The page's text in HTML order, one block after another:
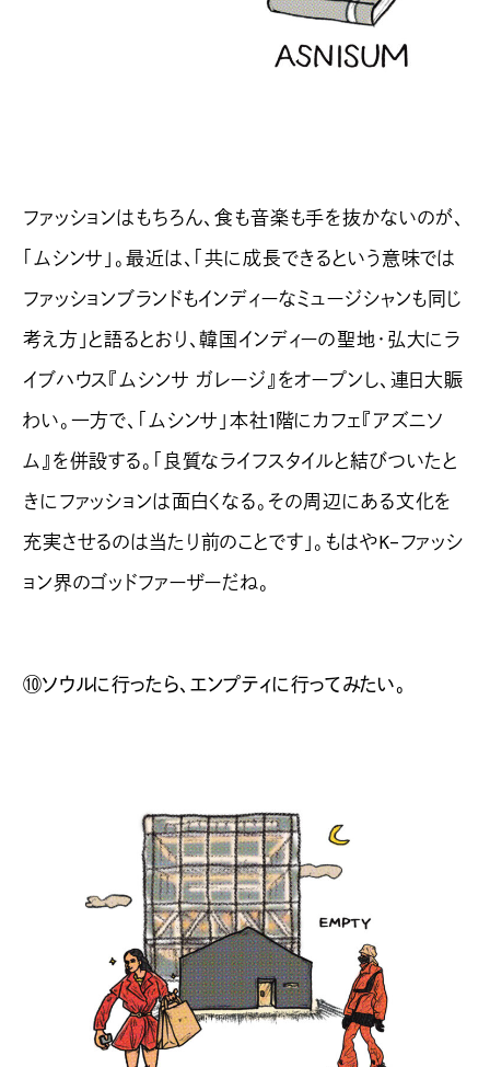
ファッションはもちろん、食も音楽も手を抜かないのが、
「ムシンサ」。最近は、「共に成長できるという意味では
ファッションブランドもインディーなミュージシャンも同じ
考え方」と語るとおり、韓国インディーの聖地・弘大にラ
イブハウス『ムシンサ ガレージ』をオープンし、連日大賑
わい。一方で、「ムシンサ」本社1階にカフェ『アズニソ
ム』を併設する。「良質なライフスタイルと結びついたと
きにファッションは面白くなる。その周辺にある文化を
充実させるのは当たり前のことです」。もはやK-ファッシ
ョン界のゴッドファーザーだね。
⑩ソウルに行ったら、エンプティに行ってみたい。